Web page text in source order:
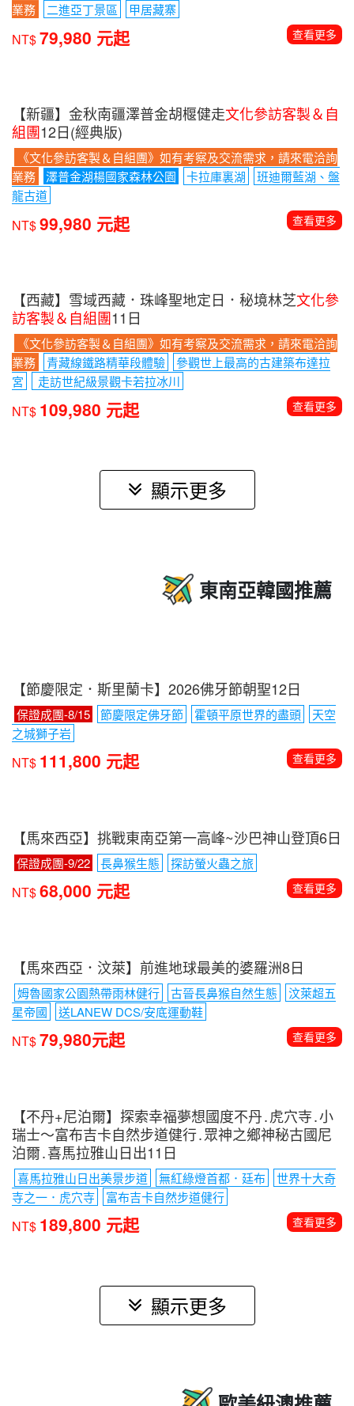
業務
二進亞丁景區 甲居藏寨
NT$79,980 元起 查看更多
【新疆】金秋南疆澤普金胡椻健走文化參訪客製＆自
組團12日(經典版)
《文化參訪客製＆自組團》如有考察及交流需求，請來電洽詢
業務
澤普金湖楊國家森林公園 卡拉庫裏湖
班迪爾藍湖、盤
龍古道
NT$99,980 元起 查看更多
【西藏】雪域西藏．珠峰聖地定日．秘境林芝文化參
訪客製＆自組團11日
《文化參訪客製＆自組團》如有考察及交流需求，請來電洽詢
業務
青藏線鐵路精華段體驗
參觀世上最高的古建築布達拉
宮
走訪世紀級景觀卡若拉冰川
NT$ 109,980 元起 查看更多
顯示更多
東南亞韓國推薦
【節慶限定．斯里蘭卡】2026佛牙節朝聖12日
保證成團-8/15 節慶限定佛牙節 霍頓平原世界的盡頭
天空
之城獅子岩
NT$ 111,800 元起 查看更多
【馬來西亞】挑戰東南亞第一高峰~沙巴神山登頂6日
保證成團-9/22 長鼻猴生態 探訪螢火蟲之旅
NT$68,000 元起 查看更多
【馬來西亞．汶萊】前進地球最美的婆羅洲8日
姆魯國家公園熱帶雨林健行 古晉長鼻猴自然生態
汶萊超五
星帝國
送LANEW DCS/安底運動鞋
NT$79,980元起 查看更多
【不丹+尼泊爾】探索幸福夢想國度不丹․虎穴寺․小
瑞士〜富布吉卡自然步道健行․眾神之鄉神秘古國尼
泊爾․喜馬拉雅山日出11日
喜馬拉雅山日出美景步道 無紅綠燈首都．廷布
世界十大奇
寺之一．虎穴寺
富布吉卡自然步道健行
NT$ 189,800 元起 查看更多
顯示更多